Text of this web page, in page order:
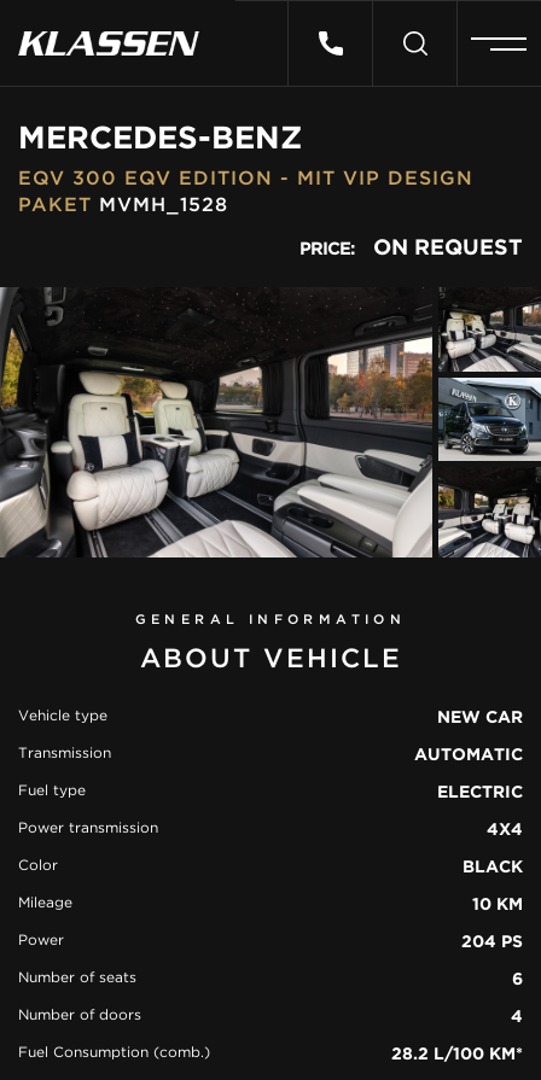
MERCEDES-BENZ
EQV 300 EQV EDITION - MIT VIP DESIGN
PAKET MVMH_1528
PRICE: ON REQUEST
view all
50
GENERAL INFORMATION
ABOUT VEHICLE
Vehicle type NEW CAR
Transmission AUTOMATIC
Fuel type ELECTRIC
Power transmission 4X4
Color BLACK
Mileage 10 KM
Power 204 PS
Number of seats 6
Number of doors 4
Fuel Consumption (comb.) 28.2 L/100 KM*
VEHICLES
ABOUT US
CONTACT